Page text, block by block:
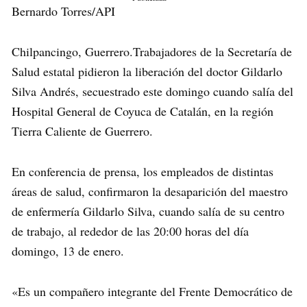
Bernardo Torres/API
Chilpancingo, Guerrero.Trabajadores de la Secretaría de
Salud estatal pidieron la liberación del doctor Gildarlo
Silva Andrés, secuestrado este domingo cuando salía del
Hospital General de Coyuca de Catalán, en la región
Tierra Caliente de Guerrero.
En conferencia de prensa, los empleados de distintas
áreas de salud, confirmaron la desaparición del maestro
de enfermería Gildarlo Silva, cuando salía de su centro
de trabajo, al rededor de las 20:00 horas del día
domingo, 13 de enero.
«Es un compañero integrante del Frente Democrático de